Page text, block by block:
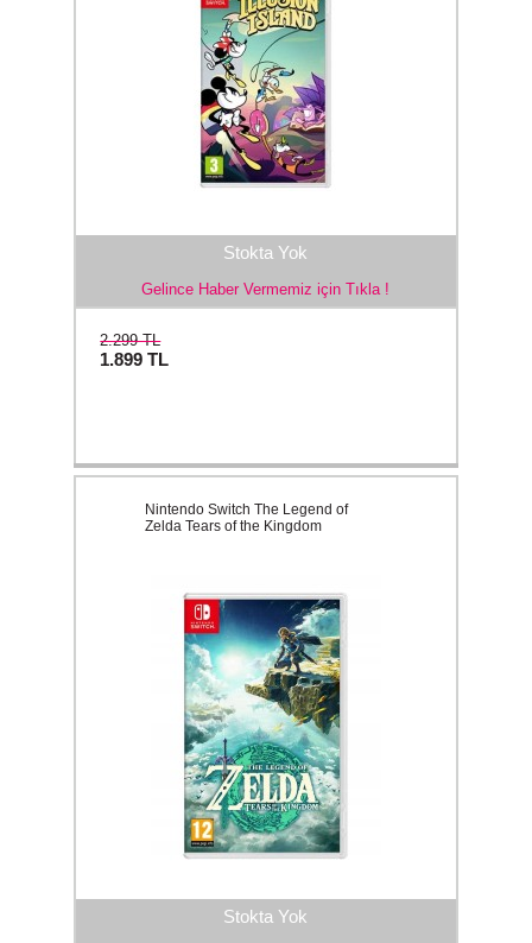
Stokta Yok
Gelince Haber Vermemiz için Tıkla !
2.299 TL
1.899TL
Stokta Yok
Nintendo Switch The Legend of
Zelda Tears of the Kingdom